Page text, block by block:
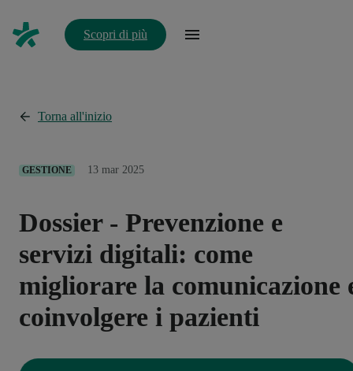
Scopri di più
Torna all'inizio
GESTIONE 13 mar 2025
Dossier - Prevenzione e
servizi digitali: come
migliorare la comunicazione
coinvolgere i pazienti